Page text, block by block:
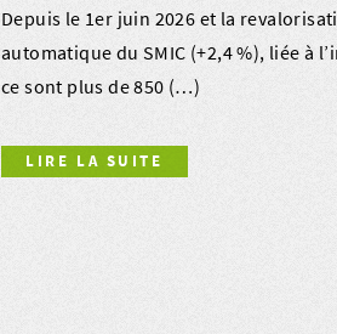
Depuis le 1er juin 2026 et la
automatique du SMIC (+2,4 %), liée à
ce sont plus de 850 (…)
LIRE LA SUITE